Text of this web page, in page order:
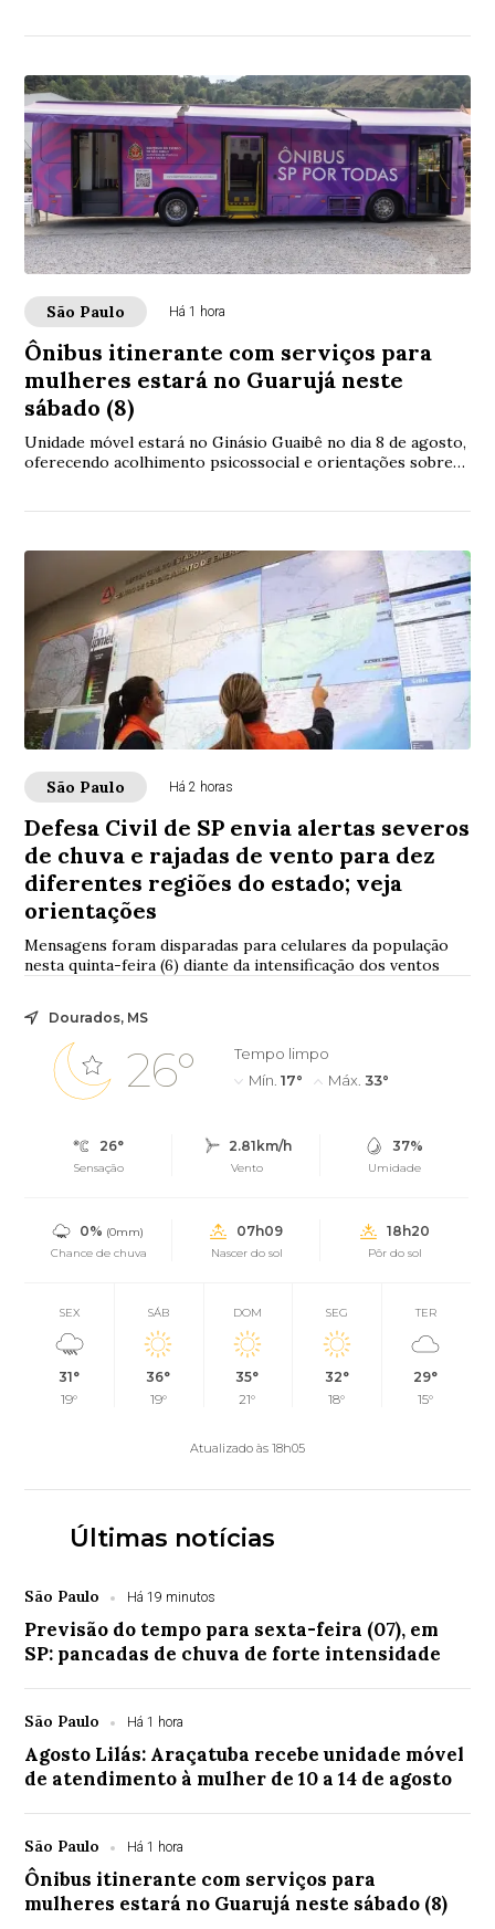
São Paulo Há 1 hora
Ônibus itinerante com serviços para
mulheres estará no Guarujá neste
sábado (8)
Unidade móvel estará no Ginásio Guaibê no dia 8 de agosto,
oferecendo acolhimento psicossocial e orientações sobre
São Paulo Há 2 horas
Defesa Civil de SP envia alertas severos
de chuva e rajadas de vento para dez
diferentes regiões do estado; veja
orientações
Mensagens foram disparadas para celulares da população
nesta quinta-feira (6) diante da intensificação dos ventos
Dourados, MS
26°
Tempo limpo
Mín. 17° Máx. 33°
26°
Sensação
2.81km/h
Vento
37%
Umidade
0% (0mm)
Chance de chuva
07h09
Nascer do sol
18h20
Pôr do sol
SEX
31°
19°
SÁB
36°
19°
DOM
35°
21°
SEG
32°
18°
TER
29°
15°
Atualizado às 18h05
Últimas notícias
São Paulo Há 19 minutos
Previsão do tempo para sexta-feira (07), em
SP: pancadas de chuva de forte intensidade
São Paulo Há 1 hora
Agosto Lilás: Araçatuba recebe unidade móvel
de atendimento à mulher de 10 a 14 de agosto
São Paulo Há 1 hora
Ônibus itinerante com serviços para
mulheres estará no Guarujá neste sábado (8)